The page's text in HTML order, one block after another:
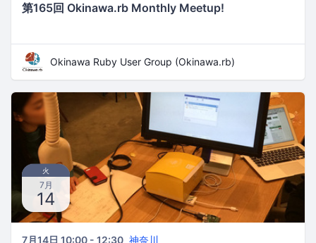
第165回 Okinawa.rb Monthly Meetup!
Okinawa Ruby User Group (Okinawa.rb)
火
7月
14
7月14日 10:00 - 12:30 神奈川